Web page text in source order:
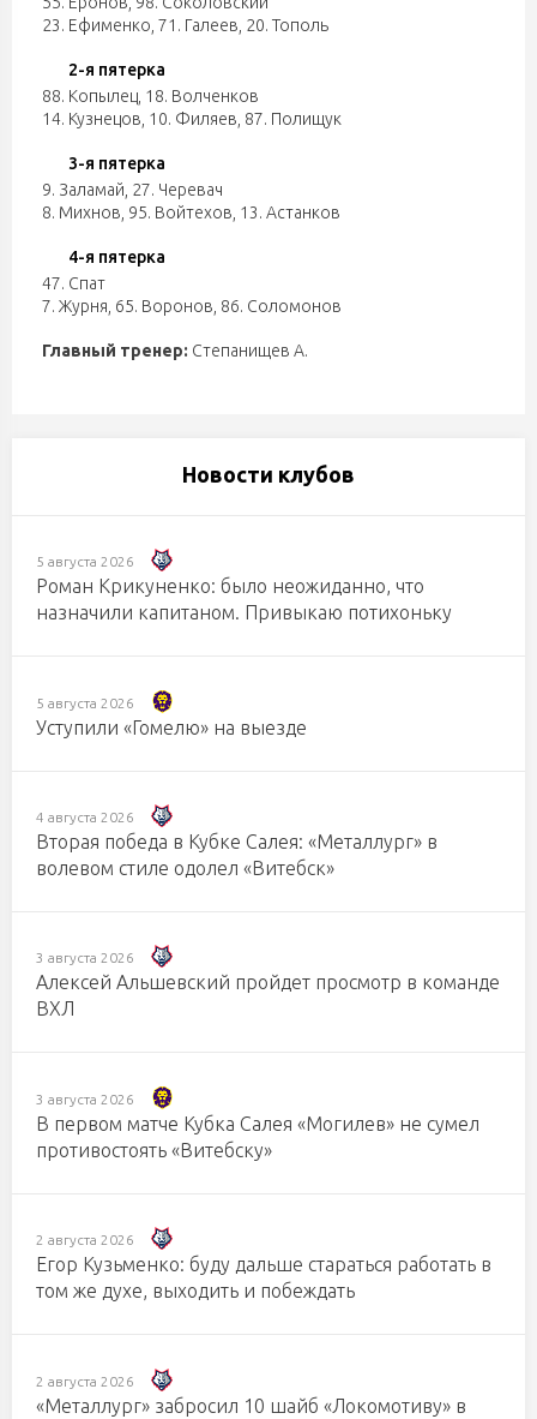
23. Ефименко 71. Галеев 20. Тополь
2-я пятерка
88. Копылец 18. Волченков
14. Кузнецов 10. Филяев 87. Полищук
3-я пятерка
9. Заламай 27. Черевач
8. Михнов 95. Войтехов 13. Астанков
4-я пятерка
47. Спат
7. Журня 65. Воронов 86. Соломонов
Главный тренер: Степанищев А.
Новости клубов
5 августа 2026
Роман Крикуненко: было неожиданно, что
назначили капитаном. Привыкаю потихоньку
5 августа 2026
Уступили «Гомелю» на выезде
4 августа 2026
Вторая победа в Кубке Салея: «Металлург» в
волевом стиле одолел «Витебск»
3 августа 2026
Алексей Альшевский пройдет просмотр в команде
ВХЛ
3 августа 2026
В первом матче Кубка Салея «Могилев» не сумел
противостоять «Витебску»
2 августа 2026
Егор Кузьменко: буду дальше стараться работать в
том же духе, выходить и побеждать
2 августа 2026
«Металлург» забросил 10 шайб «Локомотиву» в